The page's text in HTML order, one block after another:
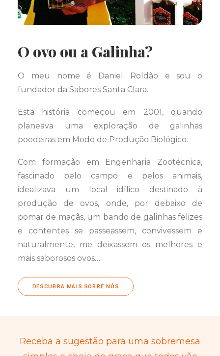
O ovo ou a Galinha?
O meu nome é Daniel Roldão e sou o
fundador da Sabores Santa Clara.
Esta história começou em 2001, quando
planeava uma exploração de galinhas
poedeiras em Modo de Produção Biológico.
Com formação em Engenharia Zootécnica,
fascinado pelo campo e pelos animais,
idealizava um local idílico destinado à
produção de ovos, onde, por debaixo de
pomar de maçãs, um bando de galinhas felizes
e contentes se passeassem, convivessem e
naturalmente, me deixassem os melhores e
mais saborosos ovos…
DESCUBRA MAIS SOBRE NÓS
Receba a sugestão para uma sobremesa